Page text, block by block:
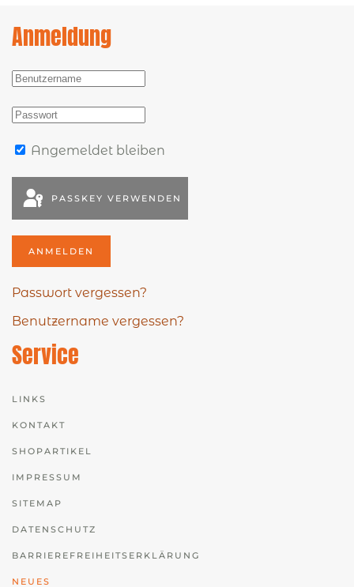
Anmeldung
Angemeldet bleiben
PASSKEY VERWENDEN
ANMELDEN
Passwort vergessen?
Benutzername vergessen?
Service
LINKS
KONTAKT
SHOPARTIKEL
IMPRESSUM
SITEMAP
DATENSCHUTZ
BARRIEREFREIHEITSERKLÄRUNG
NEUES